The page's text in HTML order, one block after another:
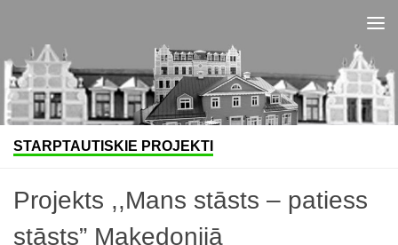
STARPTAUTISKIE PROJEKTI
Projekts ,,Mans stāsts – patiess
stāsts” Maķedonijā